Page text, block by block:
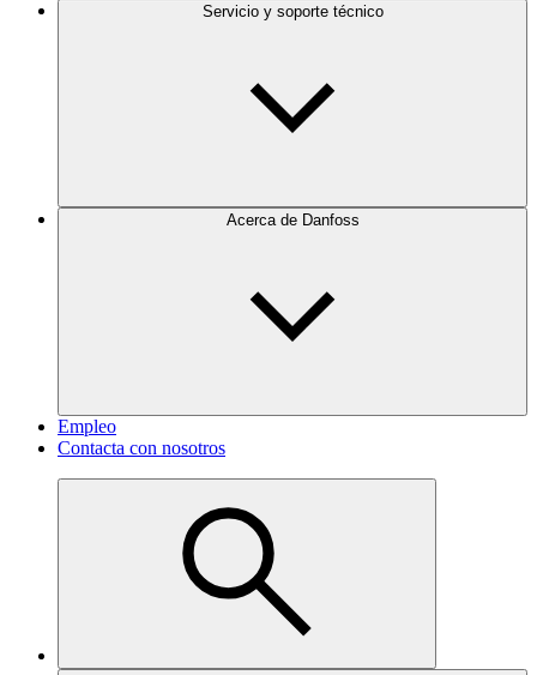
Servicio y soporte técnico
Acerca de Danfoss
Empleo
Contacta con nosotros